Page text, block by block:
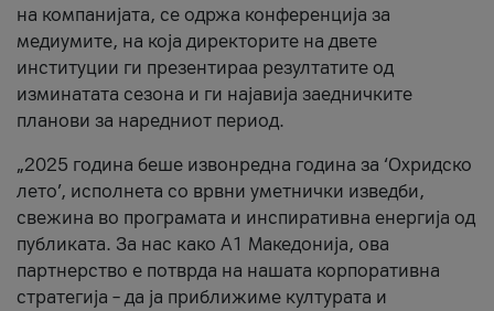
на компанијата, се одржа конференција за
медиумите, на која директорите на двете
институции ги презентираа резултатите од
изминатата сезона и ги најавија заедничките
планови за наредниот период.
„2025 година беше извонредна година за ‘Охридско
лето’, исполнета со врвни уметнички изведби,
свежина во програмата и инспиративна енергија од
публиката. За нас како A1 Македонија, ова
партнерство е потврда на нашата корпоративна
стратегија – да ја приближиме културата и